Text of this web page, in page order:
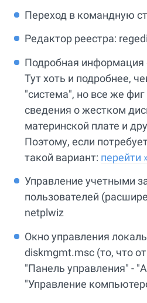
Переход в командную
Редактор реестра:
Подробная информация
Тут хоть и подробнее,
"система", но все же
сведения о жестком
материнской плате и
Поэтому, если
такой вариант: перейти
Управление учетными
пользователей
netplwiz
Окно управления
diskmgmt.msc (то, что
"Панель управления" -
"Управление